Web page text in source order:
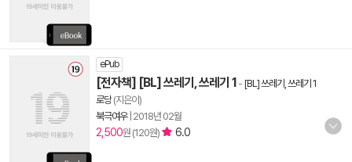
ePub
[전자책] [BL] 쓰레기, 쓰레기 1 - [BL] 쓰레기, 쓰레기 1
로당(지은이)
북극여우| 2018년 02월
2,500원 (120원) 6.0